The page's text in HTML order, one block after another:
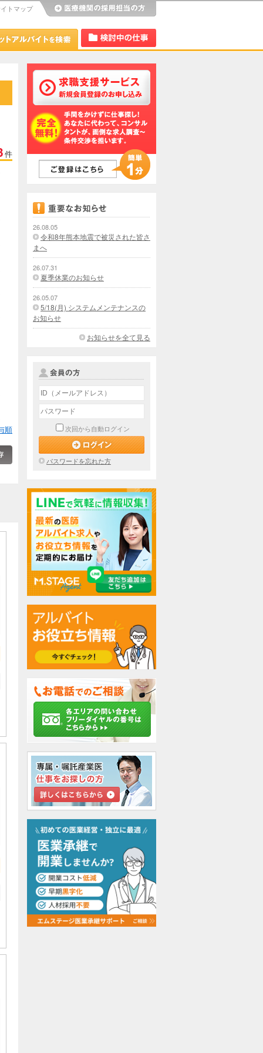
トマップ
Dr.アルなび
件
順
検討中リストに追加
26.08.05
令和8年熊本地震で被災された皆さ
まへ
26.07.31
夏季休業のお知らせ
26.05.07
5/18(月) システムメンテナンスの
お知らせ
お知らせを全て見る
次回から自動ログイン
パスワードを忘れた方